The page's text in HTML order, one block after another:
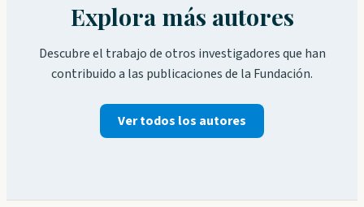
Explora más autores
Descubre el trabajo de otros investigadores que han
contribuido a las publicaciones de la Fundación.
Ver todos los autores